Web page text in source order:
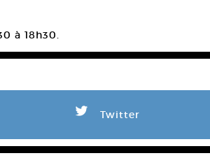
à 18h30.
L Twitter